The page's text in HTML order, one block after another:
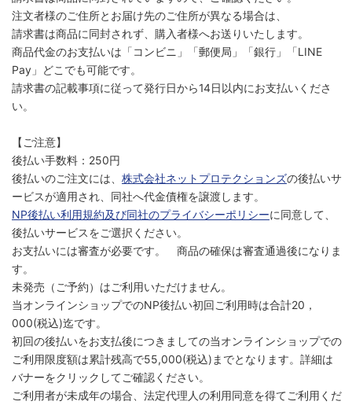
注文者様のご住所とお届け先のご住所が異なる場合は、
請求書は商品に同封されず、購入者様へお送りいたします。
商品代金のお支払いは「コンビニ」「郵便局」「銀行」「LINE
Pay」どこでも可能です。
請求書の記載事項に従って発行日から14日以内にお支払いくださ
い。
【ご注意】
後払い手数料：250円
後払いのご注文には、 株式会社ネットプロテクションズの後払いサ
ービスが適用され、同社へ代金債権を譲渡します。
NP後払い利用規約及び同社のプライバシーポリシーに同意して、
後払いサービスをご選択ください。
お支払いには審査が必要です。 商品の確保は審査通過後になりま
す。
未発売（ご予約）はご利用いただけません。
当オンラインショップでのNP後払い初回ご利用時は合計20，
000(税込)迄です。
初回の後払いをお支払後につきましての当オンラインショップでの
ご利用限度額は累計残高で55,000(税込)までとなります。詳細は
バナーをクリックしてご確認ください。
ご利用者が未成年の場合、法定代理人の利用同意を得てご利用くだ